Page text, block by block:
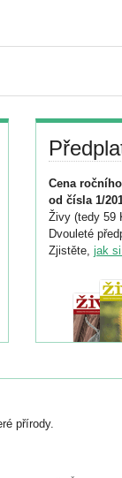
Cena
od čísla 1/
Živy (tedy 59
Dvouleté
Zjistěte, jak
přírody.